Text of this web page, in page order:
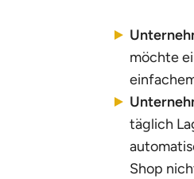
möchte
täglich
Shop